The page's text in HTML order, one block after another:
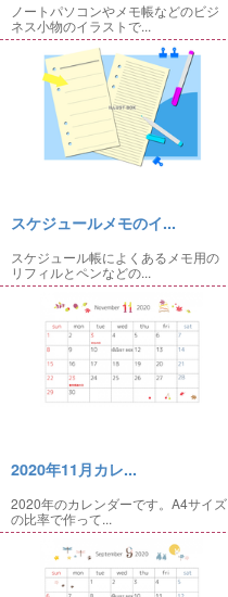
ノートパソコンやメモ帳などのビジ
ネス小物のイラストで...
スケジュールメモのイ...
スケジュール帳によくあるメモ用の
リフィルとペンなどの...
2020年11月カレ...
2020年のカレンダーです。A4サイズ
の比率で作って...